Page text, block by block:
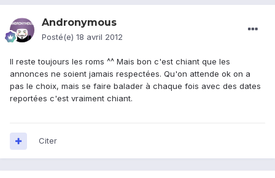
Andronymous
Posté(e) 18 avril 2012
Il reste toujours les roms ^^ Mais bon c'est chiant que les
annonces ne soient jamais respectées. Qu'on attende ok on a
pas le choix, mais se faire balader à chaque fois avec des dates
reportées c'est vraiment chiant.
Citer